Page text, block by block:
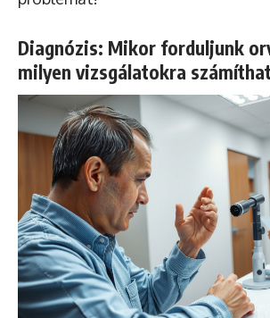
Diagnózis: Mikor forduljunk
milyen vizsgálatokra